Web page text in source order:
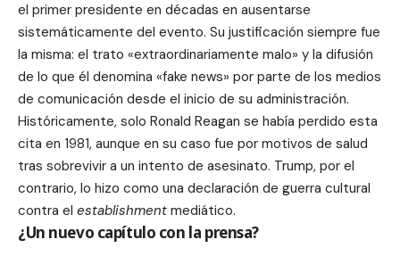
el primer presidente en décadas en ausentarse
sistemáticamente del evento. Su justificación siempre fue
la misma: el trato «extraordinariamente malo» y la difusión
de lo que él denomina «fake news» por parte de los medios
de comunicación desde el inicio de su administración.
Históricamente, solo Ronald Reagan se había perdido esta
cita en 1981, aunque en su caso fue por motivos de salud
tras sobrevivir a un intento de asesinato. Trump, por el
contrario, lo hizo como una declaración de guerra cultural
contra el establishment mediático.
¿Un nuevo capítulo con la prensa?